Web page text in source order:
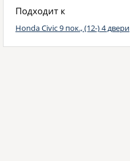
Подходит к
Honda Civic 9 пок., (12-) 4 двери